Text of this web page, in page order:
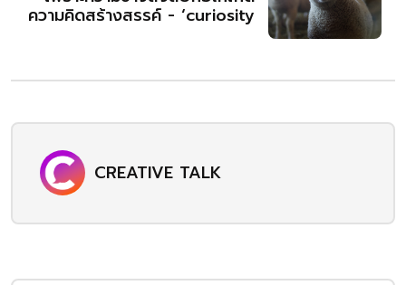
ความคิดสร้างสรรค์ - ‘curiosity
CREATIVE TALK